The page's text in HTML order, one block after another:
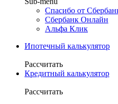
Спасибо от
Сбербанк Онлайн
Альфа Клик
Ипотечный калькулятор
Рассчитать
Кредитный калькулятор
Рассчитать